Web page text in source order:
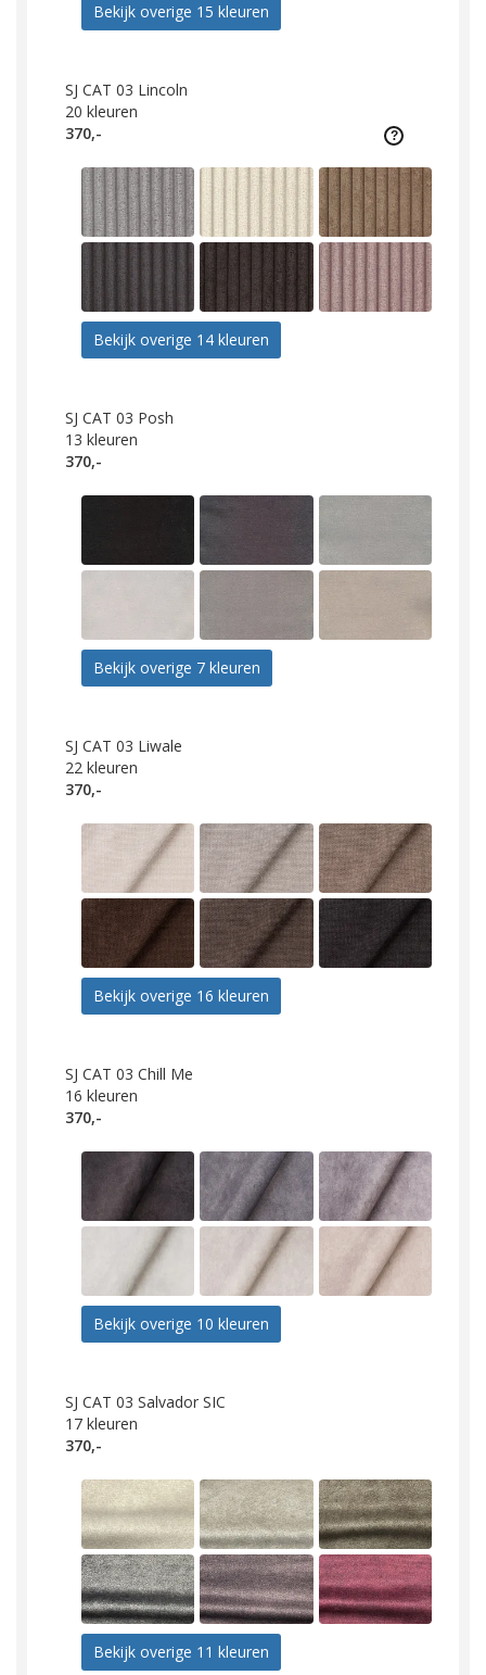
Bekijk overige 15 kleuren
SJ CAT 03 Lincoln
20 kleuren
370,-
Bekijk overige 14 kleuren
SJ CAT 03 Posh
13 kleuren
370,-
Bekijk overige 7 kleuren
SJ CAT 03 Liwale
22 kleuren
370,-
Bekijk overige 16 kleuren
SJ CAT 03 Chill Me
16 kleuren
370,-
Bekijk overige 10 kleuren
SJ CAT 03 Salvador SIC
17 kleuren
370,-
Bekijk overige 11 kleuren